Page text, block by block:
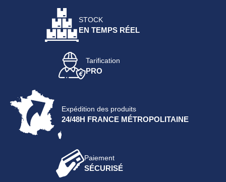
STOCK
EN TEMPS RÉEL
Tarification
PRO
Expédition des produits
24/48H FRANCE MÉTROPOLITAINE
Paiement
SÉCURISÉ